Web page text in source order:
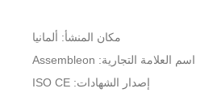
مكان المنشأ: ألمانيا
اسم العلامة التجارية: Assembleon
إصدار الشهادات: ISO CE